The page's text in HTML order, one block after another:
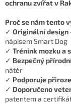
ochranu zvířat v
Proč se nám tento
✓ Originální design
nápisem Smart Dog
✓ Trénink mozku a
✓ Bezpečný
nátěr
✓ Podporuje
✓ Doporučeno
patentem a